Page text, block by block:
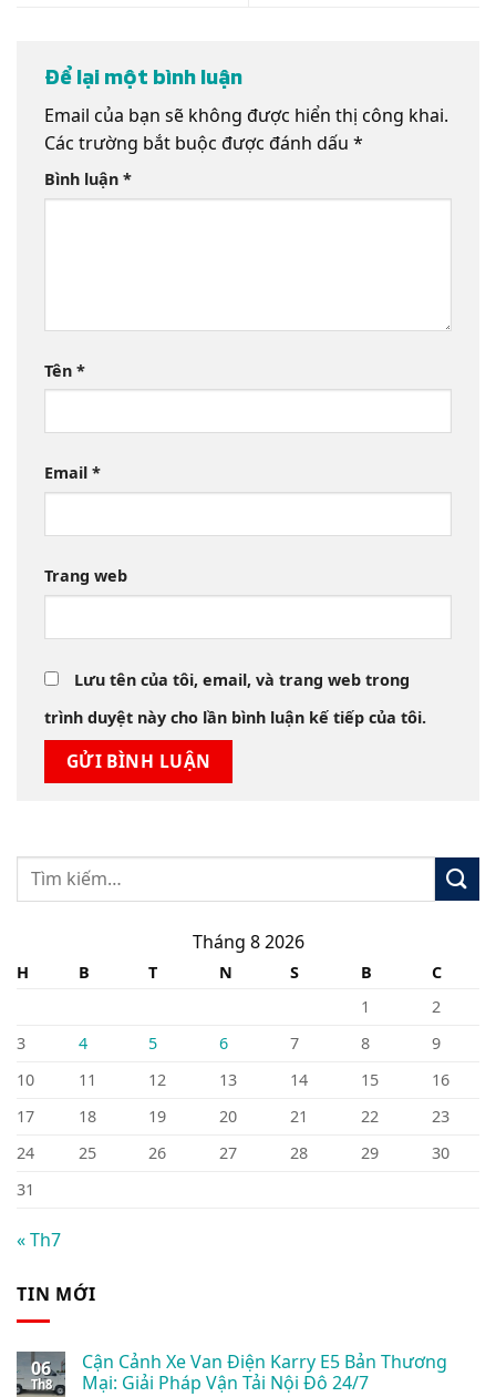
Để lại một bình luận
Email của bạn sẽ không được hiển thị công khai.
Các trường bắt buộc được đánh dấu *
Bình luận *
Tên *
Email *
Trang web
Lưu tên của tôi, email, và trang web trong
trình duyệt này cho lần bình luận kế tiếp của tôi.
Tháng 8 2026
H B T N S B
C
1
2
3
4 5 6 7 8
9
10
11 12 13 14 15
16
17
18 19 20 21 22
23
24
25 26 27 28 29
30
31
« Th7
TIN MỚI
06
Th8
Cận Cảnh Xe Van Điện Karry E5 Bản Thương
Mại: Giải Pháp Vận Tải Nội Đô 24/7